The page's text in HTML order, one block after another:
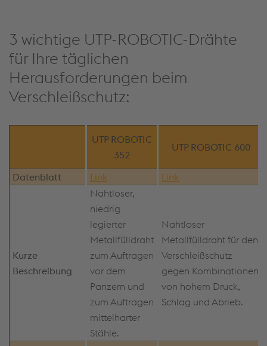
3 wichtige UTP-ROBOTIC-Drähte
für Ihre täglichen
Herausforderungen beim
Verschleißschutz:
UTP ROBOTIC
352
UTP ROBOTIC 600
Datenblatt Link Link
Kurze
Beschreibung
Nahtloser,
niedrig
legierter
Metallfülldraht
zum Auftragen
vor dem
Panzern und
zum Auftragen
mittelharter
Stähle.
Nahtloser
Metallfülldraht für den
Verschleißschutz
gegen Kombinationen
von hohem Druck,
Schlag und Abrieb.